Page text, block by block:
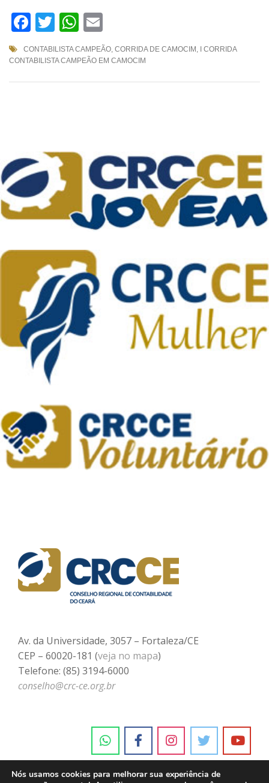
Facebook
TwitterWhatsApp
CONTABILISTA CAMPEÃO, CORRIDA DE CAMOCIM ,
I CORRIDA
CONTABILISTA CAMPEÃO EM CAMOCIM
Av. da Universidade, 3057 – Fortaleza/CE
CEP – 60020-181 (veja no mapa)
Telefone: (85) 3194-6000
conselho@crc-ce.org.br
Nós usamos cookies para melhorar sua experiência de